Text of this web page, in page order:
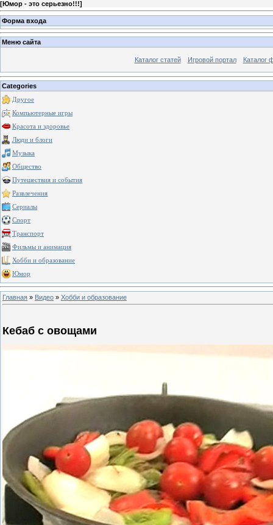
[Юмор - это серьезно!!!]
Форма входа
Меню сайта
Каталог статей Игровой портал Каталог
Categories
Другое
Компьютерные игры
Красота и здоровье
Люди и блоги
Музыка
Общество
Путешествия и события
Развлечения
Сериалы
Спорт
Транспорт
Фильмы и анимация
Хобби и образование
Юмор
Главная » Видео » Хобби и образование
Кебаб с овощами